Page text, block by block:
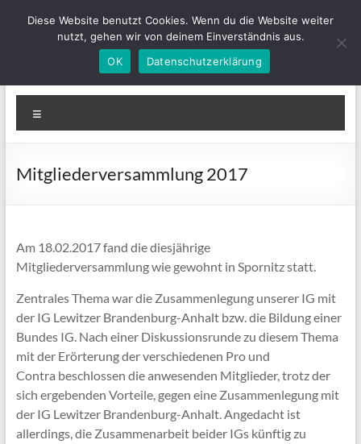
Zum
IGLewitzer-MV
Bunte Ponys für Groß und Klein
Mitgliederversammlung 2017
Am 18.02.2017 fand die diesjährige
Mitgliederversammlung wie gewohnt in Spornitz statt.
Zentrales Thema war die Zusammenlegung unserer IG mit
der IG Lewitzer Brandenburg-Anhalt bzw. die Bildung einer
Bundes IG. Nach einer Diskussionsrunde zu diesem Thema
mit der Erörterung der verschiedenen Pro und
Contra beschlossen die anwesenden Mitglieder, trotz der
sich ergebenden Vorteile, gegen eine Zusammenlegung mit
der IG Lewitzer Brandenburg-Anhalt. Angedacht ist
allerdings, die Zusammenarbeit beider IGs künftig zu
Diese Website benutzt Cookies. Wenn du die Website weiter
nutzt, gehen wir von deinem Einverständnis aus.
OK
Datenschutzerklärung